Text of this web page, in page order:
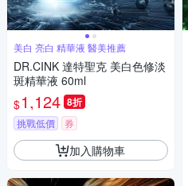
美白 亮白 精華液 醫美推薦
DR.CINK 達特聖克 美白色修淡
斑精華液 60ml
$1,124 8折
挑戰低價 券
加入購物車